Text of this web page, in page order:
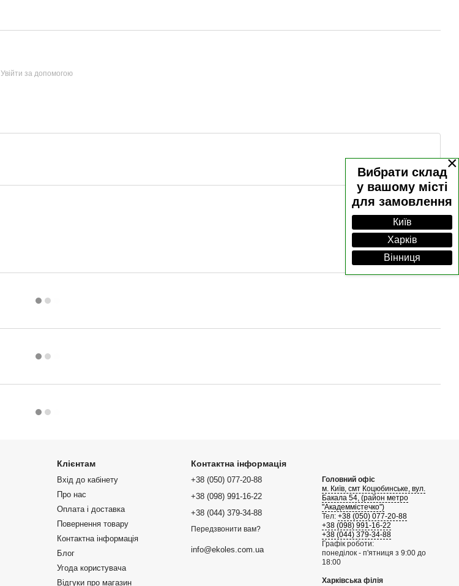
×
Вибрати склад
у вашому місті
для замовлення
Київ
Харків
Вінниця
Увійти за допомогою
Клієнтам
Вхід до кабінету
Про нас
Оплата і доставка
Повернення товару
Контактна інформація
Блог
Угода користувача
Відгуки про магазин
Контактна інформація
+38 (050) 077-20-88
+38 (098) 991-16-22
+38 (044) 379-34-88
Передзвонити вам?
info@ekoles.com.ua
Головний офіс
м. Київ, смт Коцюбинське, вул.
Бакала 54, (район метро
"Академмістечко")
Тел: +38 (050) 077-20-88
+38 (098) 991-16-22
+38 (044) 379-34-88
Графік роботи:
понеділок - п'ятниця з 9:00 до
18:00
Харківська філія